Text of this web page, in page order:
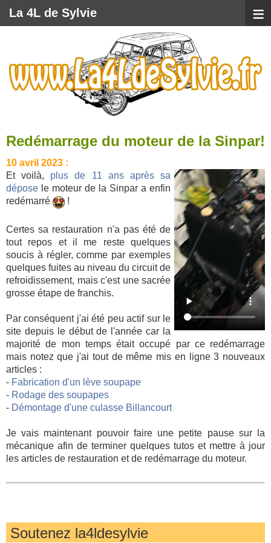
Redémarrage du moteur de la Sinpar!
10 avril 2023 :
Et voilà, plus de 11 ans après sa
dépose le moteur de la Sinpar a enfin
redémarré
!
Certes sa restauration n'a pas été de
tout repos et il me reste quelques
soucis à régler, comme par exemples
quelques fuites au niveau du circuit de
refroidissement, mais c'est une sacrée
grosse étape de franchis.
Par conséquent j'ai été peu actif sur le
site depuis le début de l'année car la
majorité de mon temps était occupé par ce redémarrage
mais notez que j'ai tout de même mis en ligne 3 nouveaux
articles :
- Fabrication d'un lève soupape
- Rodage des soupapes
- Démontage d'une culasse Billancourt
Je vais maintenant pouvoir faire une petite pause sur la
mécanique afin de terminer quelques tutos et mettre à jour
les articles de restauration et de redémarrage du moteur.
Soutenez la4ldesylvie
La 4L de Sylvie ≡